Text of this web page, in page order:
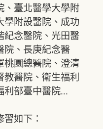
、臺北醫學大學附
學附設醫院、成功
紀念醫院、光田醫
院、長庚紀念醫
桃園總醫院、澄清
醫院、衛生福利
利部臺中醫院...
如下：